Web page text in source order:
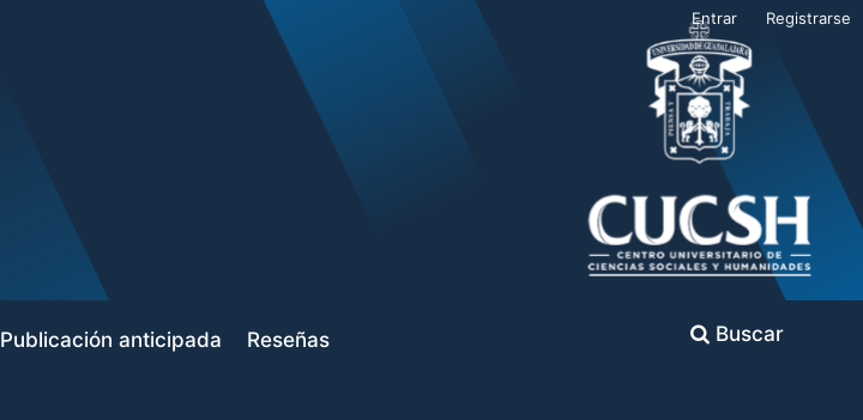
Publicación anticipada Reseñas Buscar
Entrar Registrarse